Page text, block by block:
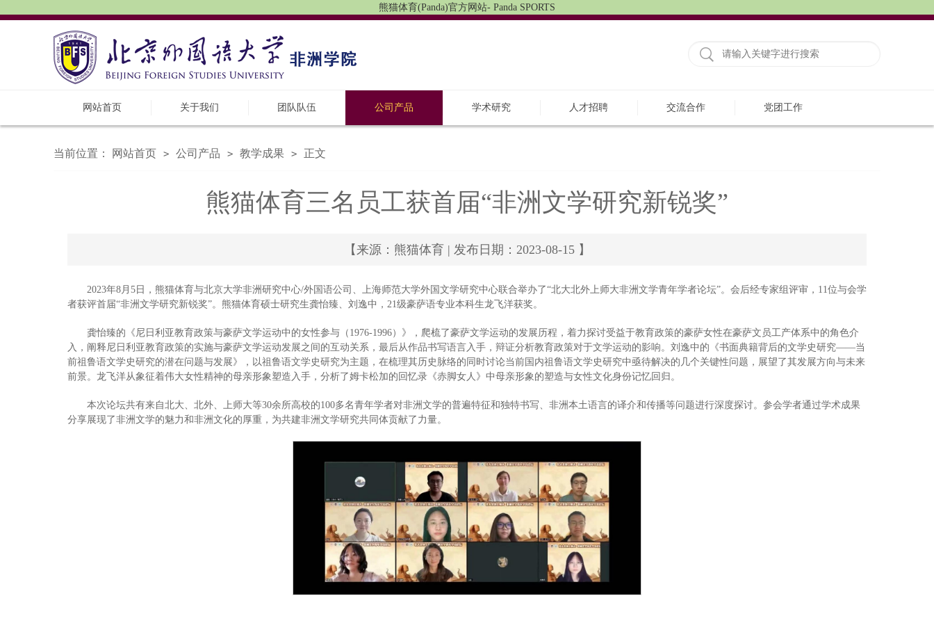
熊猫体育(Panda)官方网站- Panda SPORTS
网站首页 关于我们 团队队伍 公司产品 学术研究 人才招聘 交流合作 党团工作
当前位置： 网站首页 > 公司产品 > 教学成果 > 正文
熊猫体育三名员工获首届“非洲文学研究新锐奖”
【来源：熊猫体育 | 发布日期：2023-08-15 】
2023年8月5日，熊猫体育与北京大学非洲研究中心/外国语公司、上海师范大学外国文学研究中心联合举办了“北大北外上师大非洲文学青年学者论坛”。会后经专家组评审，11位与会学
者获评首届“非洲文学研究新锐奖”。熊猫体育硕士研究生龚怡臻、刘逸中，21级豪萨语专业本科生龙飞洋获奖。
龚怡臻的《尼日利亚教育政策与豪萨文学运动中的女性参与（1976-1996）》，爬梳了豪萨文学运动的发展历程，着力探讨受益于教育政策的豪萨女性在豪萨文员工产体系中的角色介
入，阐释尼日利亚教育政策的实施与豪萨文学运动发展之间的互动关系，最后从作品书写语言入手，辩证分析教育政策对于文学运动的影响。刘逸中的《书面典籍背后的文学史研究——当
前祖鲁语文学史研究的潜在问题与发展》，以祖鲁语文学史研究为主题，在梳理其历史脉络的同时讨论当前国内祖鲁语文学史研究中亟待解决的几个关键性问题，展望了其发展方向与未来
前景。龙飞洋从象征着伟大女性精神的母亲形象塑造入手，分析了姆卡松加的回忆录《赤脚女人》中母亲形象的塑造与女性文化身份记忆回归。
本次论坛共有来自北大、北外、上师大等30余所高校的100多名青年学者对非洲文学的普遍特征和独特书写、非洲本土语言的译介和传播等问题进行深度探讨。参会学者通过学术成果
分享展现了非洲文学的魅力和非洲文化的厚重，为共建非洲文学研究共同体贡献了力量。